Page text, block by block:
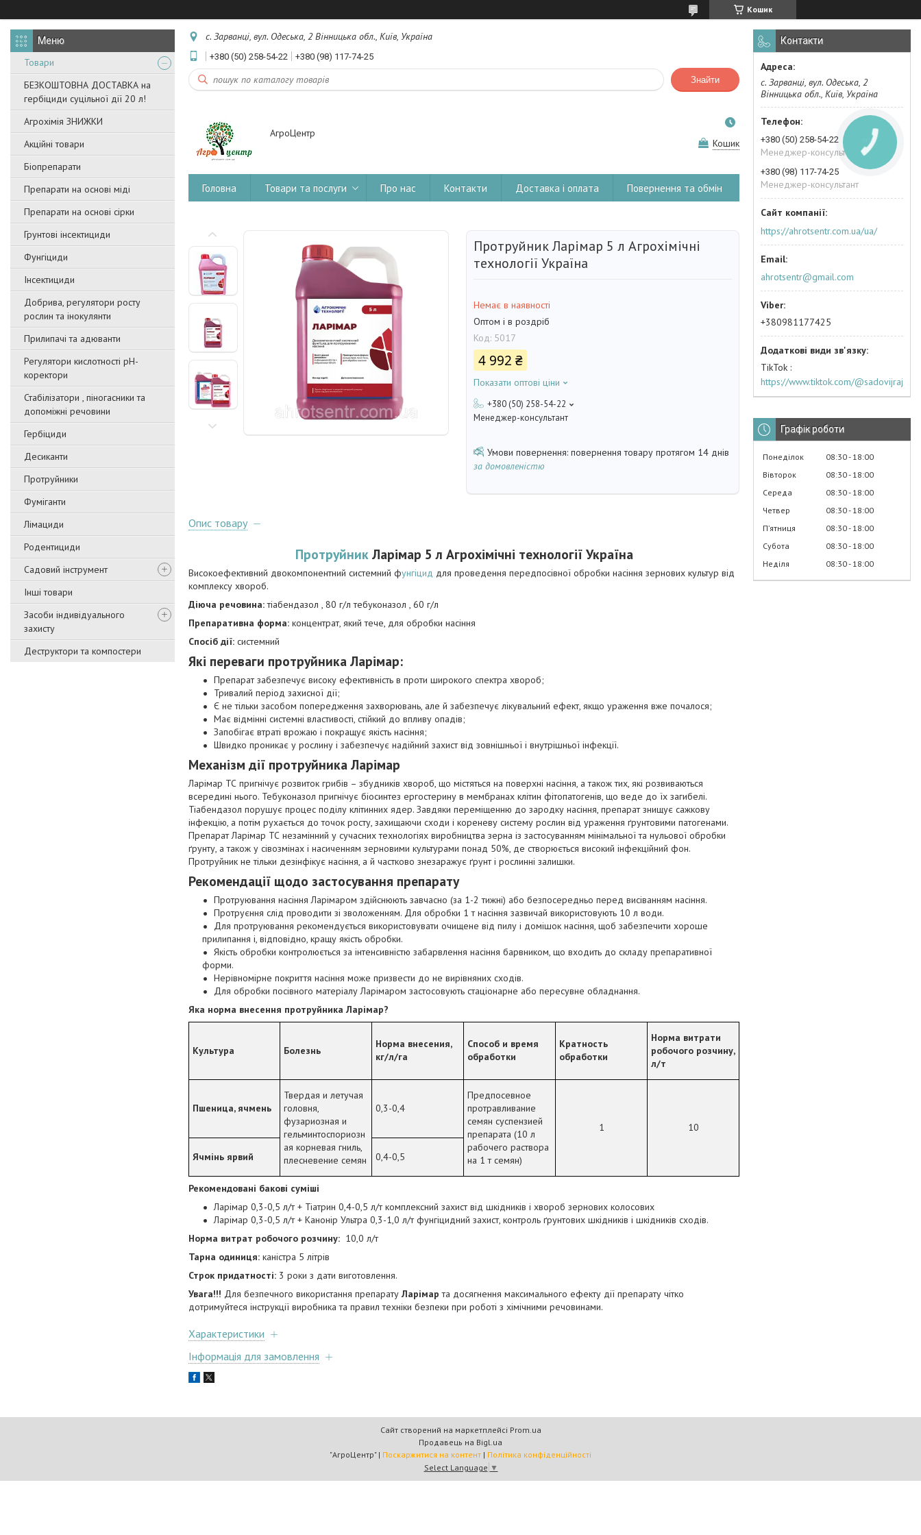
Кошик
Товари
БЕЗКОШТОВНА ДОСТАВКА на
гербіциди суцільної дії 20 л!
Агрохімія ЗНИЖКИ
Акційні товари
Біопрепарати
Препарати на основі міді
Препарати на основі сірки
Грунтові інсектициди
Фунгіциди
Інсектициди
Добрива, регулятори росту
рослин та інокулянти
Прилипачі та адюванти
Регулятори кислотності pН-
коректори
Стабілізатори , піногасники та
допоміжні речовини
Гербіциди
Десиканти
Протруйники
Фуміганти
Лімациди
Родентициди
Садовий інструмент
Інші товари
Засоби індивідуального
захисту
Деструктори та компостери
с. Зарванці, вул. Одеська, 2 Вінницька обл., Київ, Україна
+380 (50) 258-54-22 +380 (98) 117-74-25
Знайти
АгроЦентр
Кошик
Головна Товари та послуги Про нас Контакти Доставка і оплата Повернення та обмін
Протруйник Ларімар 5 л Агрохімічні
технології Україна
Немає в наявності
Оптом і в роздріб
Код: 5017
4 992 ₴
Показати оптові ціни
+380 (50) 258-54-22
Менеджер-консультант
повернення товару протягом 14 днів
за домовленістю
Опис товару
ПротруйникЛарімар 5 л Агрохімічні технології Україна
Високоефективний двокомпонентний системний фунгіцид для проведення передпосівної обробки насіння зернових культур від
комплексу хвороб.
Діюча речовина:тіабендазол , 80 г/л тебуконазол , 60 г/л
Препаративна форма: концентрат, який тече, для обробки насіння
Спосіб дії: системний
Які переваги протруйника Ларімар:
Препарат забезпечує високу ефективність в проти широкого спектра хвороб;
Тривалий період захисної дії;
Є не тільки засобом попередження захворювань, але й забезпечує лікувальний ефект, якщо ураження вже почалося;
Має відмінні системні властивості, стійкий до впливу опадів;
Запобігає втраті врожаю і покращує якість насіння;
Швидко проникає у рослину і забезпечує надійний захист від зовнішньої і внутрішньої інфекції.
Механізм дії протруйника Ларімар
Ларімар ТС пригнічує розвиток грибів – збудників хвороб, що містяться на поверхні насіння, а також тих, які розвиваються
всередині нього. Тебуконазол пригнічує біосинтез ергостерину в мембранах клітин фітопатогенів, що веде до їх загибелі.
Тіабендазол порушує процес поділу клітинних ядер. Завдяки переміщенню до зародку насіння, препарат знищує сажкову
інфекцію, а потім рухається до точок росту, захищаючи сходи і кореневу систему рослин від ураження ґрунтовими патогенами.
Препарат Ларімар ТС незамінний у сучасних технологіях виробництва зерна із застосуванням мінімальної та нульової обробки
ґрунту, а також у сівозмінах і насиченням зерновими культурами понад 50%, де створюється високий інфекційний фон.
Протруйник не тільки дезінфікує насіння, а й частково знезаражує ґрунт і рослинні залишки.
Рекомендації щодо застосування препарату
Протруювання насіння Ларімаром здійснюють завчасно (за 1-2 тижні) або безпосередньо перед висіванням насіння.
Протруєння слід проводити зі зволоженням. Для обробки 1 т насіння зазвичай використовують 10 л води.
Для протруювання рекомендується використовувати очищене від пилу і домішок насіння, щоб забезпечити хороше
прилипання і, відповідно, кращу якість обробки.
Якість обробки контролюється за інтенсивністю забарвлення насіння барвником, що входить до складу препаративної
форми.
Нерівномірне покриття насіння може призвести до не вирівняних сходів.
Для обробки посівного матеріалу Ларімаром застосовують стаціонарне або пересувне обладнання.
Яка норма внесення протруйника Ларімар?
Культура Болезнь
Норма внесения,
кг/л/га
Способ и время
обработки
Кратность
обработки
Норма витрати
робочого розчину,
л/т
Пшеница, ячмень
Твердая и летучая
головня,
фузариозная и
гельминтоспориозн
ая корневая гниль,
плесневение семян
0,3-0,4
Предпосевное
протравливание
семян суспензией
препарата (10 л
рабочего раствора
на 1 т семян)
1 10
Ячмінь ярвий 0,4-0,5
Рекомендовані бакові суміші
Ларімар 0,3-0,5 л/т + Тіатрин 0,4-0,5 л/т комплексний захист від шкідників і хвороб зернових колосових
Ларімар 0,3-0,5 л/т + Канонір Ультра 0,3-1,0 л/т фунгіцидний захист, контроль ґрунтових шкідників і шкідників сходів.
Норма витрат робочого розчину: 10,0 л/т
Тарна одиниця: каністра 5 літрів
Строк придатності: 3 роки з дати виготовлення.
Увага!!! Для безпечного використання препаратуЛарімарта досягнення максимального ефекту дії препарату чітко
дотримуйтеся інструкції виробника та правил техніки безпеки при роботі з хімічними речовинами.
Характеристики
Інформація для замовлення
Контакти
с. Зарванці, вул. Одеська, 2
Вінницька обл., Київ, Україна
+380 (50) 258-54-22
Менеджер-консультант
+380 (98) 117-74-25
Менеджер-консультант
https://ahrotsentr.com.ua/ua/
ahrotsentr@gmail.com
+380981177425
TikTok
https://www.tiktok.com/@sadovijraj
Графік роботи
Понеділок 08:30 18:00
Вівторок
08:30 18:00
Середа
08:30 18:00
Четвер
08:30 18:00
Пʼятниця
08:30 18:00
Субота
08:30 18:00
Неділя
08:30 18:00
Сайт створений на маркетплейсі Prom.ua
Продавець на Bigl.ua
"АгроЦентр" | Поскаржитися на контент | Політика конфіденційності
Select Language ▼
КНОПКА
ЗВ'ЯЗКУ